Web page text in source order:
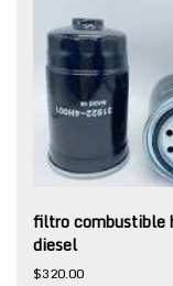
filtro combustible
diesel
$320.00